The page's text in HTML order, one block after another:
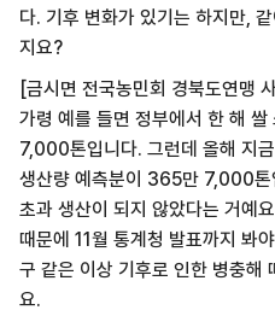
다. 기후 변화가 있기는 하지만,
지요?
[금시면 전국농민회 경북도연맹
가령 예를 들면 정부에서 한 해
7,000톤입니다. 그런데 올해 지
생산량 예측분이 365만 7,000
초과 생산이 되지 않았다는 거예
때문에 11월 통계청 발표까지 봐
구 같은 이상 기후로 인한 병충해
요.